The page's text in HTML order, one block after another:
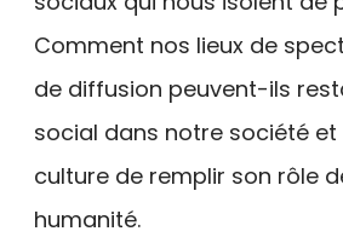
Comment nos lieux de
de diffusion peuvent-ils
social dans notre société
culture de remplir son rôle
humanité.